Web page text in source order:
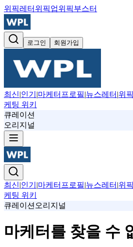
위픽레터 위픽업위픽부스터
로그인 회원가입
최신|인기 |마케터프로필|뉴스레터 |위
케팅 위키
큐레이션
오리지널
최신|인기 |마케터프로필|뉴스레터 |위
케팅 위키
큐레이션 오리지널
마케터를 찾을 수